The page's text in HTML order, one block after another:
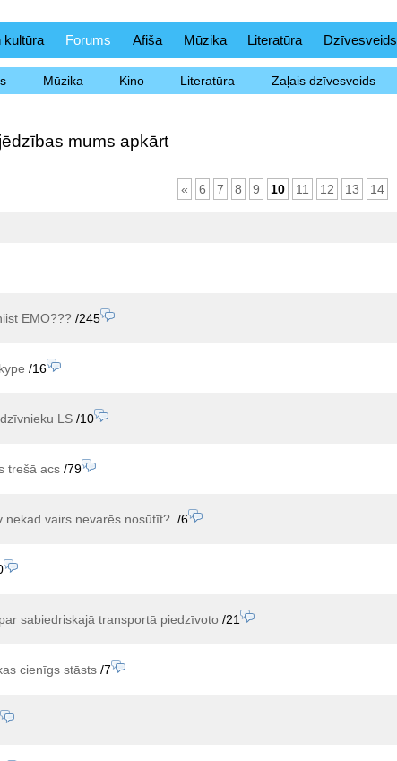
kultūra Forums Afiša Mūzika Literatūra Dzīvesveids
Mūzika Kino Literatūra Zaļais dzīvesveids
mums apkārt
« 6 7 8 9 10 11 12 13 14
EMO???/245
/16
LS/10
trešā acs/79
nekad vairs nevarēs nosūtīt? /6
sabiedriskajā transportā piedzīvoto/21
cienīgs stāsts/7